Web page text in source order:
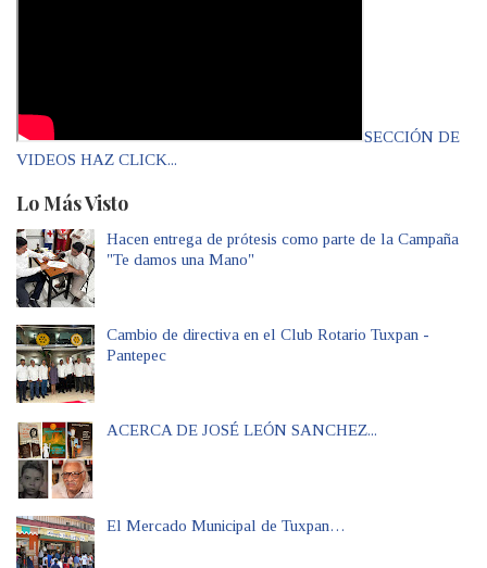
SECCIÓN DE
VIDEOS HAZ CLICK...
Lo Más Visto
Hacen entrega de prótesis como parte de la Campaña
"Te damos una Mano"
Cambio de directiva en el Club Rotario Tuxpan -
Pantepec
ACERCA DE JOSÉ LEÓN SANCHEZ...
El Mercado Municipal de Tuxpan…